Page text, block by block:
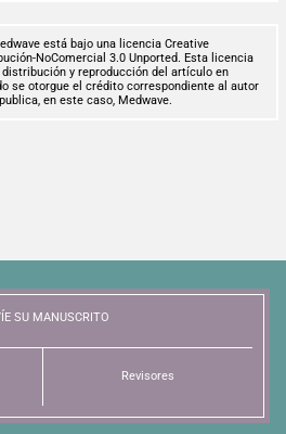
está bajo una licencia Creative
NoComercial 3.0 Unported. Esta licencia
y reproducción del artículo en
se otorgue el crédito correspondiente al autor
en este caso, Medwave.
SU MANUSCRITO
Revisores